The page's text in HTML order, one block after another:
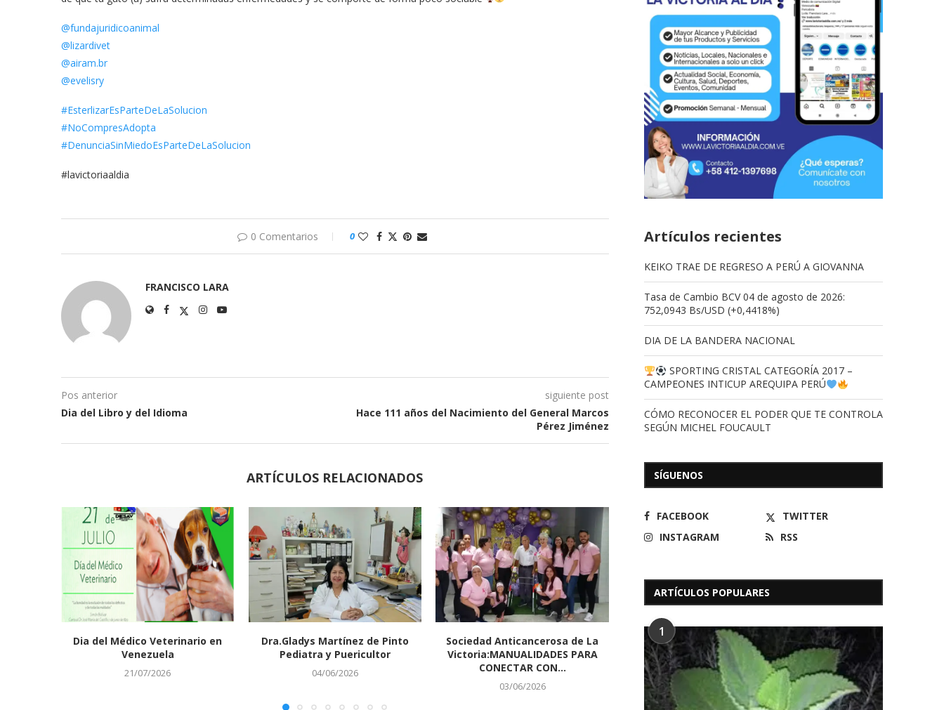
@fundajuridicoanimal
@lizardivet
@airam.br
@evelisry
#EsterlizarEsParteDeLaSolucion
#NoCompresAdopta
#DenunciaSinMiedoEsParteDeLaSolucion
#lavictoriaaldia
0 Comentarios 0
FRANCISCO LARA
Pos anterior
Dia del Libro y del Idioma
siguiente post
Hace 111 años del Nacimiento del General Marcos
Pérez Jiménez
ARTÍCULOS RELACIONADOS
Dia del Médico Veterinario en
Venezuela
21/07/2026
Dra.Gladys Martínez de Pinto
Pediatra y Puericultor
04/06/2026
Sociedad Anticancerosa de La
Victoria:MANUALIDADES PARA
CONECTAR CON...
03/06/2026
Despistaje Cardiovascular
Realizará La Sociedad
Anticancerosa de La...
16/05/2026
1er Curso de
Adulto Mayor en...
19/02/2026
Artículos recientes
KEIKO TRAE DE REGRESO A PERÚ A GIOVANNA
Tasa de Cambio BCV 04 de agosto de 2026:
752,0943 Bs/USD (+0,4418%)
DIA DE LA BANDERA NACIONAL
SPORTING CRISTAL CATEGORÍA 2017 –
CAMPEONES INTICUP AREQUIPA PERÚ
CÓMO RECONOCER EL PODER QUE TE CONTROLA
SEGÚN MICHEL FOUCAULT
SÍGUENOS
FACEBOOK
TWITTER
INSTAGRAM
RSS
ARTÍCULOS POPULARES
1